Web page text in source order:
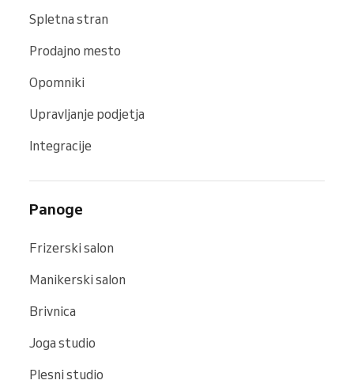
Spletna stran
Prodajno mesto
Opomniki
Upravljanje podjetja
Integracije
Panoge
Frizerski salon
Manikerski salon
Brivnica
Joga studio
Plesni studio